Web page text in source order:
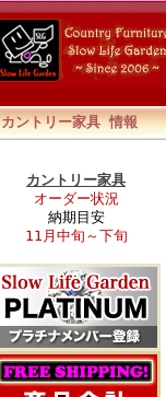
カントリー家具 情報
カントリー家具
オーダー状況
納期目安
11月中旬～下旬